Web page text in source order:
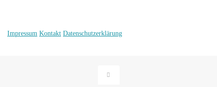
Impressum Kontakt Datenschutzerklärung